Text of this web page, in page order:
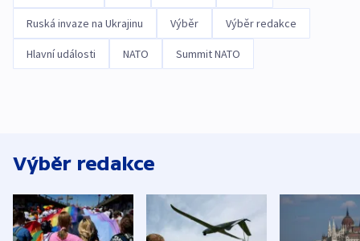
Ruská invaze na Ukrajinu Výběr Výběr redakce
Hlavní události NATO Summit NATO
Výběr redakce